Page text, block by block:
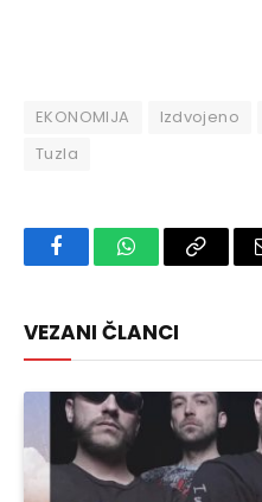
EKONOMIJA Izdvojeno
Tuzla
FacebookWhatsAppCopy
VEZANI ČLANCI